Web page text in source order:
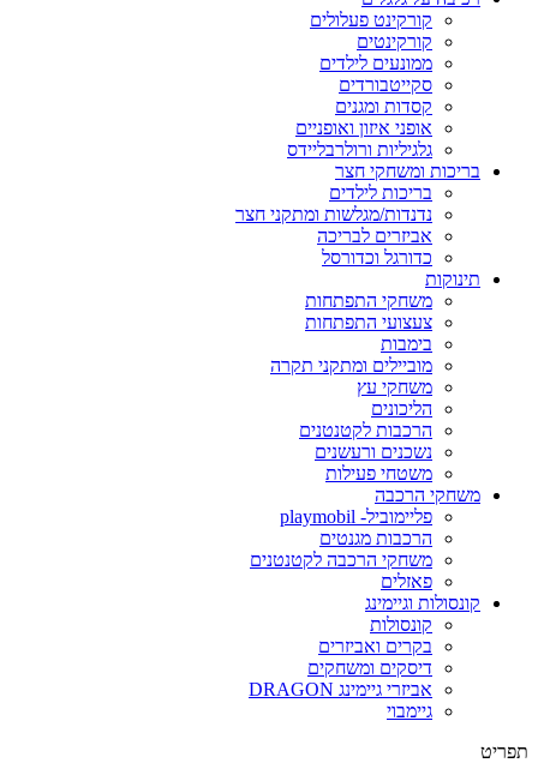
קורקינט פעלולים
קורקינטים
ממונעים לילדים
סקייטבורדים
קסדות ומגנים
אופני איזון ואופניים
גלגיליות ורולרבליידס
בריכות ומשחקי חצר
בריכות לילדים
נדנדות/מגלשות ומתקני חצר
אביזרים לבריכה
כדורגל וכדורסל
תינוקות
משחקי התפתחות
צעצועי התפתחות
בימבות
מוביילים ומתקני תקרה
משחקי עץ
הליכונים
הרכבות לקטנטנים
נשכנים ורעשנים
משטחי פעילות
משחקי הרכבה
פליימוביל- playmobil
הרכבות מגנטים
משחקי הרכבה לקטנטנים
פאזלים
קונסולות וגיימינג
קונסולות
בקרים ואביזרים
דיסקים ומשחקים
אביזרי גיימינג DRAGON
גיימבוי